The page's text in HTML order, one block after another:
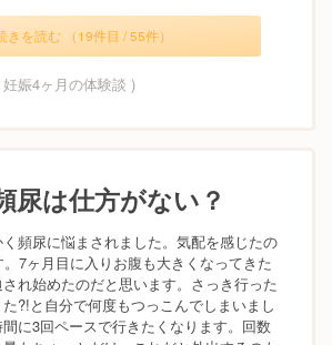
きを読む （19件目 / 55件）
娠4ヶ月の体験談 )
尿は仕方がない？
頻尿に悩まされました。気配を感じたの
7ヶ月目に入りお腹も大きくなってきた
れ始めたのだと思います。さっき行った
?!と自分で何度もつっこんでしまいまし
に3回ペースで行きたくなります。回数